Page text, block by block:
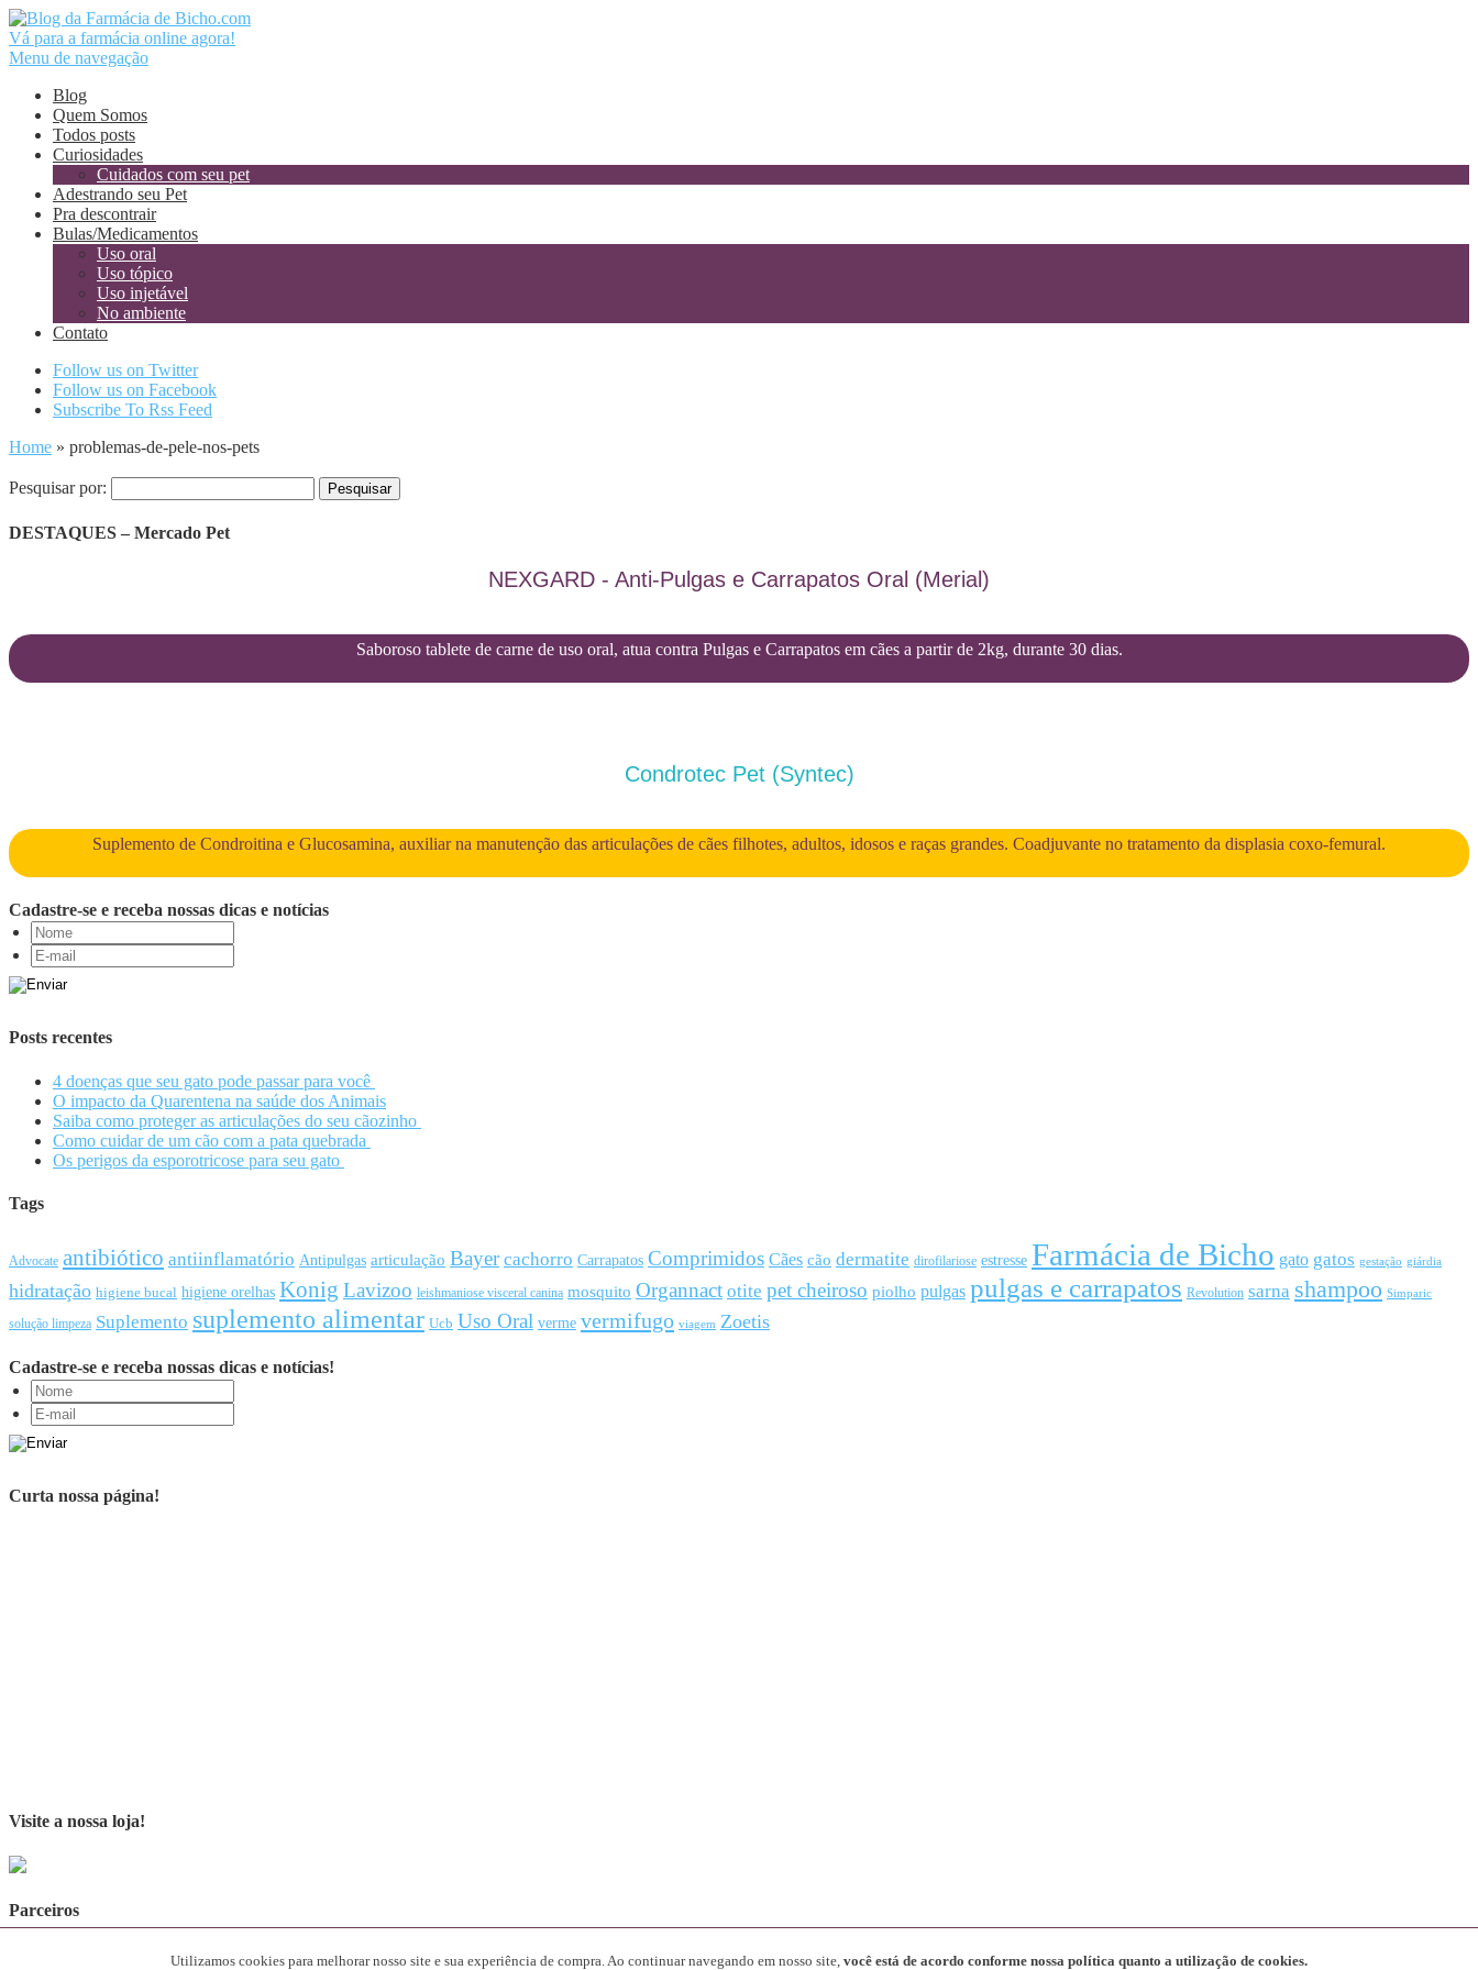
Vá para a farmácia online agora!
Menu de navegação
Blog
Quem Somos
Todos posts
Curiosidades
Cuidados com seu pet
Adestrando seu Pet
Pra descontrair
Bulas/Medicamentos
Uso oral
Uso tópico
Uso injetável
No ambiente
Contato
Follow us on Twitter
Follow us on Facebook
Subscribe To Rss Feed
Home » problemas-de-pele-nos-pets
Pesquisar por:
DESTAQUES – Mercado Pet
NEXGARD - Anti-Pulgas e Carrapatos Oral (Merial)
Saboroso tablete de carne de uso oral, atua contra Pulgas e Carrapatos em cães a partir de 2kg, durante 30 dias.
Condrotec Pet (Syntec)
Suplemento de Condroitina e Glucosamina, auxiliar na manutenção das articulações de cães filhotes, adultos, idosos e raças grandes. Coadjuvante no tratamento da displasia coxo-femural.
Cadastre-se e receba nossas dicas e notícias
Posts recentes
4 doenças que seu gato pode passar para você
O impacto da Quarentena na saúde dos Animais
Saiba como proteger as articulações do seu cãozinho
Como cuidar de um cão com a pata quebrada
Os perigos da esporotricose para seu gato
Tags
Advocate antibiótico antiinflamatório Antipulgas articulação Bayer cachorro Carrapatos Comprimidos Cães cão dermatite dirofilariose estresse Farmácia de Bicho gato gatos gestação giárdia
hidratação higiene bucal higiene orelhas Konig Lavizoo leishmaniose visceral canina mosquito Organnact otite pet cheiroso piolho pulgas pulgas e carrapatos Revolution sarna shampoo Simparic
solução limpeza Suplemento suplemento alimentar Ucb Uso Oral verme vermifugo viagem Zoetis
Cadastre-se e receba nossas dicas e notícias!
Curta nossa página!
Visite a nossa loja!
Parceiros
[rev_slider alias="SliderParceiros"]Utilizamos cookies para melhorar nosso site e sua experiência de compra. Ao continuar navegando em nosso site, você está de acordo conforme nossa política quanto a utilização de cookies.